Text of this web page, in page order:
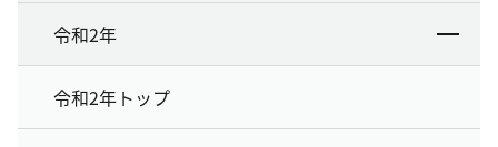
令和2年
令和2年トップ